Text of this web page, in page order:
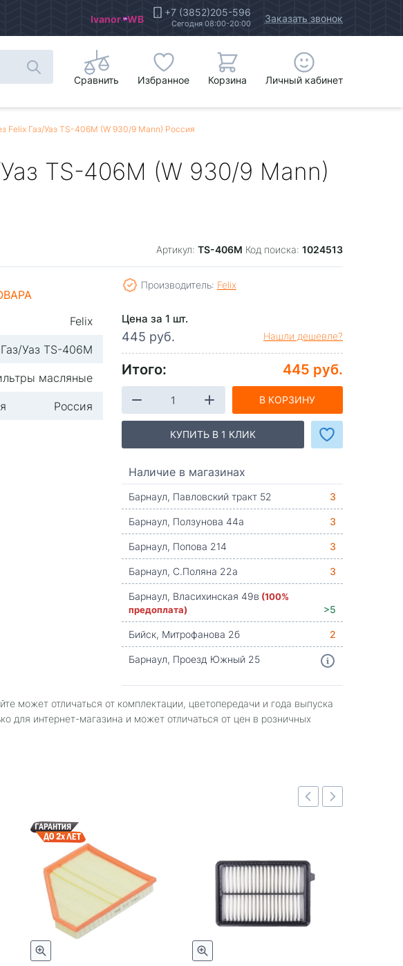
Ivanor WB +7 (3852)205-596
Сегодня 08:00-20:00 Заказать звонок
Сравнить Избранное Корзина Личный кабинет
Felix Газ/Уаз TS-406М (W 930/9 Mann) Россия
TS-406М (W 930/9 Mann)
Артикул: TS-406М Код поиска: 1024513
Felix
Уаз TS-406М
масляные
Россия
Производитель: Felix
Цена за 1 шт.
445 руб. Нашли дешевле?
Итого: 445 руб.
В КОРЗИНУ
КУПИТЬ В 1 КЛИК
Наличие в магазинах
Барнаул, Павловский тракт 52
3
Барнаул, Ползунова 44а
3
Барнаул, Попова 214
3
Барнаул, С.Поляна 22а
3
Барнаул, Власихинская 49в (100%
предоплата)
>5
Бийск, Митрофанова 2б
2
Барнаул, Проезд Южный 25
может отличаться от комплектации, цветопередачи и года выпуска
для интернет-магазина и может отличаться от цен в розничных